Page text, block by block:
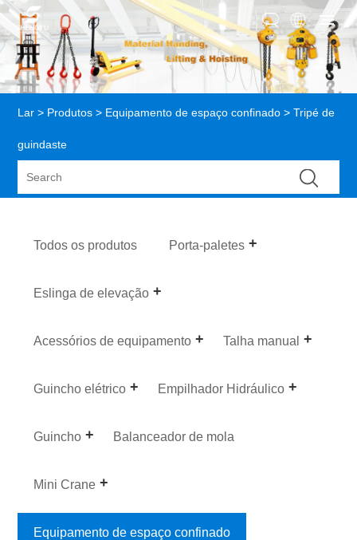
Lar > Produtos > Equipamento de espaço confinado > Tripé de
guindaste
Todos os produtos Porta-paletes
Eslinga de elevação
Acessórios de equipamento Talha manual
Guincho elétrico Empilhador Hidráulico
Guincho Balanceador de mola
Mini Crane
Equipamento de espaço confinado